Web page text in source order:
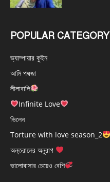
POPULAR CATEGORY
ভ্যাম্পায়ার কুইন
আমি পদ্মজা
লীলাবালি
Infinite Love
ভিলেন
Torture with love season_2
অন্তরালের অনুরাগ
ভালোবাসার চেয়েও বেশি